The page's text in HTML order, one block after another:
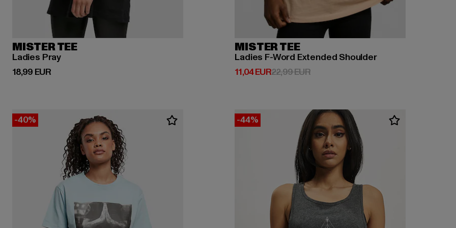
MISTER TEE
Ladies Pray
18,99 EUR
Derzeitiger Preis: 18,99 EUR
MISTER TEE
Ladies F-Word Extended Shoulder
11,04 EUR
Derzeitiger Preis: 11,04 EUR
22,99 EURAktionspreis: 22,99 EUR
-40% -44%